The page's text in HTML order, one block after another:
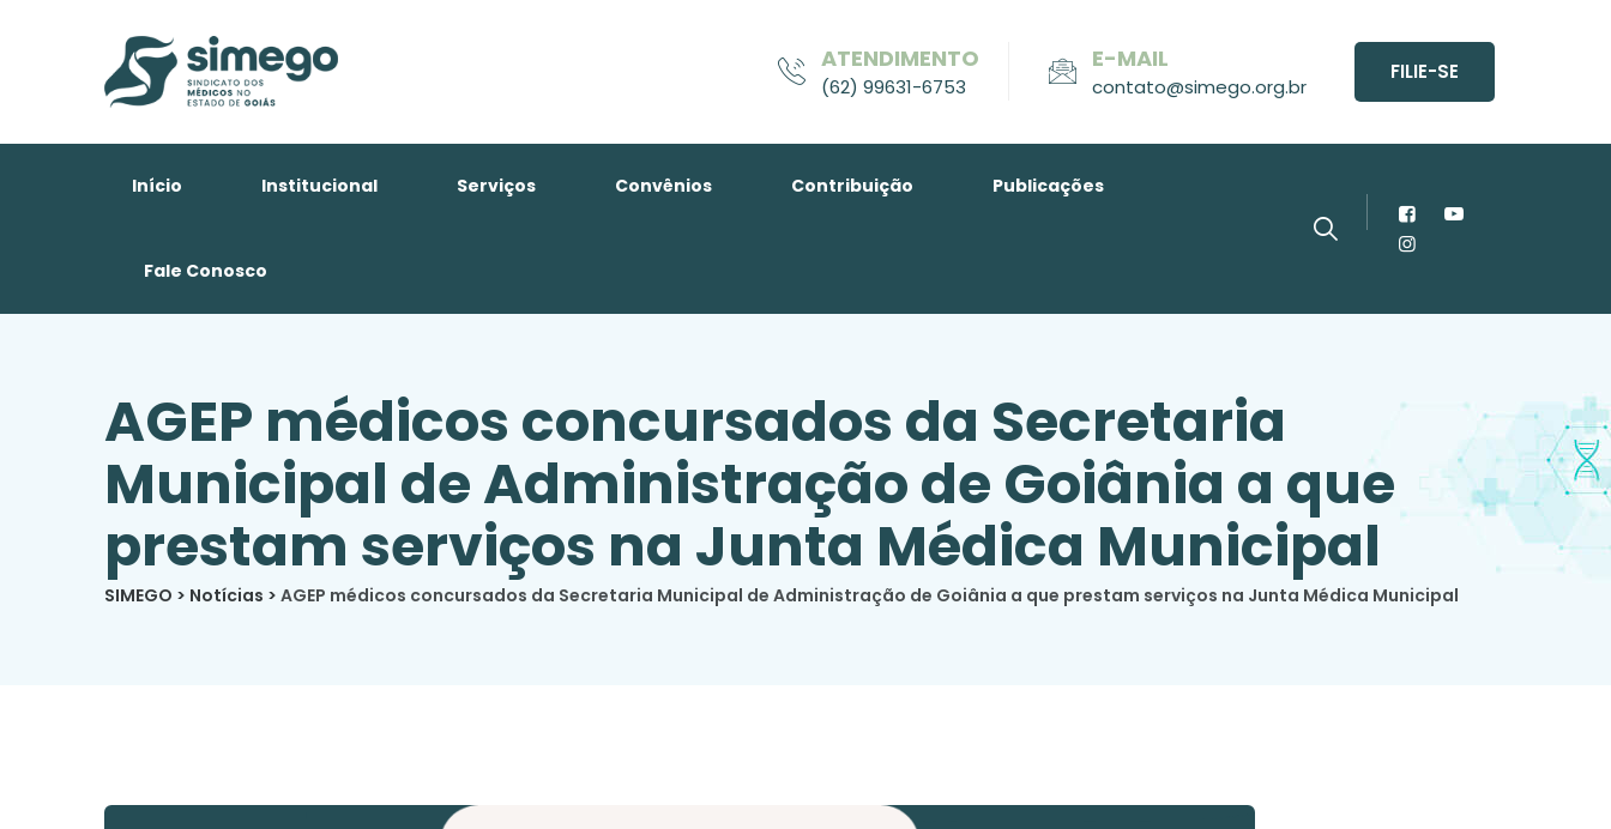
ATENDIMENTO
(62) 99631-6753
E-MAIL
contato@simego.org.br
FILIE-SE
Início Institucional Serviços Convênios Contribuição Publicações
Fale Conosco
AGEP médicos concursados da Secretaria
Municipal de Administração de Goiânia a que
prestam serviços na Junta Médica Municipal
SIMEGO > Notícias > AGEP médicos concursados da Secretaria Municipal de Administração de Goiânia a que prestam serviços na Junta Médica Municipal